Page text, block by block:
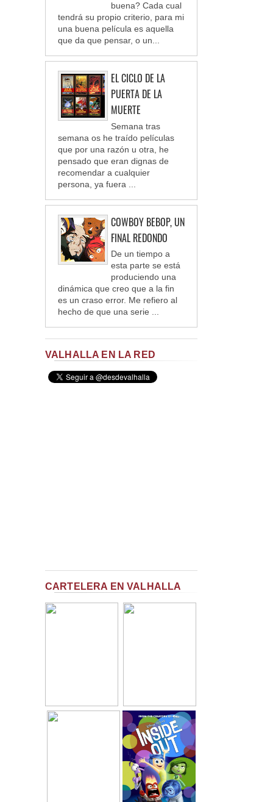
buena? Cada cual
tendrá su propio criterio, para mi
una buena película es aquella
que da que pensar, o un...
EL CICLO DE LA
PUERTA DE LA
MUERTE
Semana tras
semana os he traído películas
que por una razón u otra, he
pensado que eran dignas de
recomendar a cualquier
persona, ya fuera ...
COWBOY BEBOP, UN
FINAL REDONDO
De un tiempo a
esta parte se está
produciendo una
dinámica que creo que a la fin
es un craso error. Me refiero al
hecho de que una serie ...
VALHALLA EN LA RED
CARTELERA EN VALHALLA